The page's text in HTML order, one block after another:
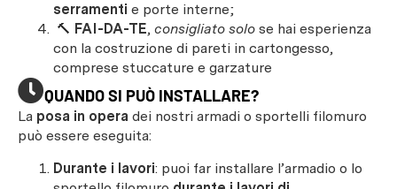
serramenti e porte interne;
🔨 FAI-DA-TE, consigliato solo se hai esperienza
con la costruzione di pareti in cartongesso,
comprese stuccature e garzature
QUANDO SI PUÒ INSTALLARE?
La posa in opera dei nostri armadi o sportelli filomuro
può essere eseguita:
Durante i lavori: puoi far installare l’armadio o lo